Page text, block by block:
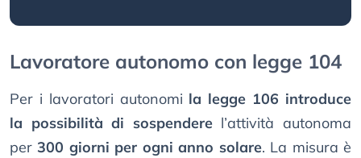
Lavoratore autonomo con legge 104
Per i lavoratori autonomi la legge 106 introduce
la possibilità di sospenderel’attività autonoma
per300 giorni per ogni anno solare. La misura è